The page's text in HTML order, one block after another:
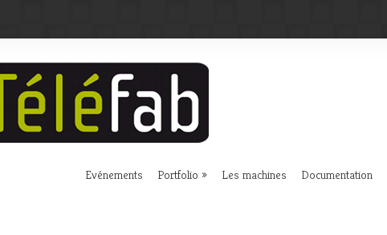
Evénements Portfolio Les machines Documentation